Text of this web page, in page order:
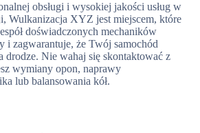
obsługi i wysokiej jakości usług w
Wulkanizacja XYZ jest miejscem, które
doświadczonych mechaników
i zagwarantuje, że Twój samochód
drodze. Nie wahaj się skontaktować z
wymiany opon, naprawy
lub balansowania kół.